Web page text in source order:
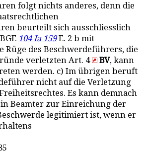
folgt nichts anderes, denn die
beurteilt sich ausschliesslich
104 Ia 159E. 2 b mit
Rüge des Beschwerdeführers, die
verletzten Art. 4
BV, kann
werden. c) Im übrigen beruft
nicht auf die Verletzung
Es kann demnach
Beamter zur Einreichung der
legitimiert ist, wenn er